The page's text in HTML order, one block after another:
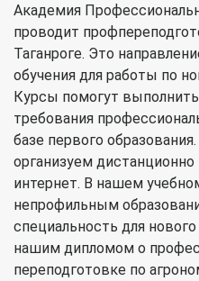
Академия
проводит
Таганроге. Это
обучения для работы по
Курсы помогут
требования
базе первого
организуем дистанционно
интернет. В нашем
непрофильным
специальность для
нашим дипломом о
переподготовке по